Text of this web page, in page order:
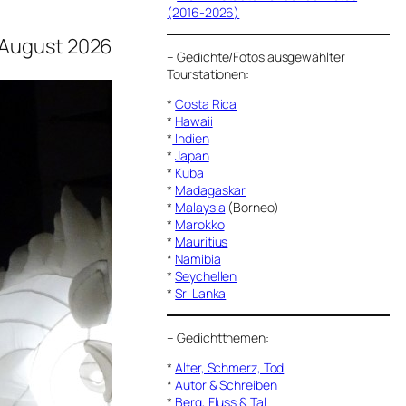
2026
(2016-2026)
–Gedichte/Fotos ausgewählter
Tourstationen:
*Costa Rica
* Hawaii
* Indien
*Japan
* Kuba
* Madagaskar
* Malaysia (Borneo)
* Marokko
* Mauritius
* Namibia
*Seychellen
*Sri Lanka
–Gedichtthemen:
*Alter, Schmerz, Tod
*Autor & Schreiben
* Berg, Fluss & Tal